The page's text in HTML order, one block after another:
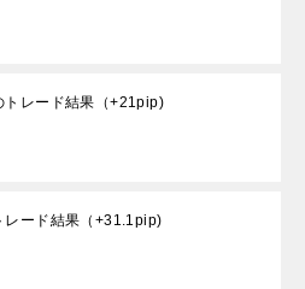
トレード結果（+21pip)
レード結果（+31.1pip)